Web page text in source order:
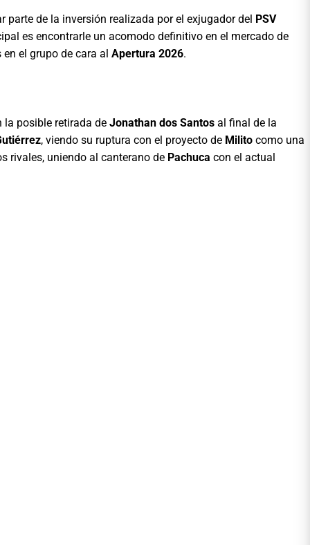
parte de la inversión realizada por el exjugador del PSV
es encontrarle un acomodo definitivo en el mercado de
el grupo de cara al Apertura 2026.
posible retirada de Jonathan dos Santos al final de la
, viendo su ruptura con el proyecto de Milito como una
rivales, uniendo al canterano de Pachuca con el actual